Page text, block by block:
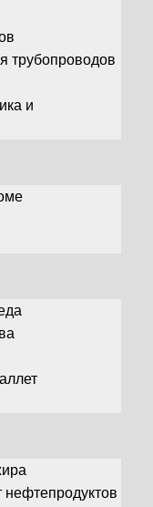
трубопроводов
и
нефтепродуктов